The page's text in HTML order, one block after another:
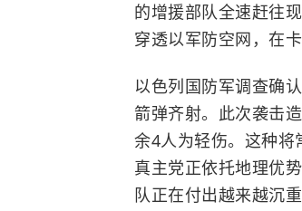
的增援部队全速赶往
穿透以军防空网，在
以色列国防军调查确
箭弹齐射。此次袭击
余4人为轻伤。这种将
真主党正依托地理优
队正在付出越来越沉